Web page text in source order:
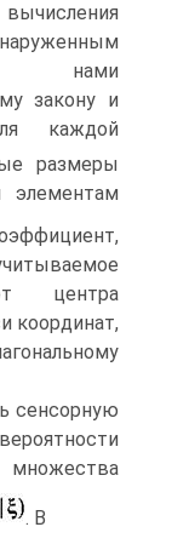
нами
закону и
каждой
размеры
элементам
центра
координат,
сенсорную
. В